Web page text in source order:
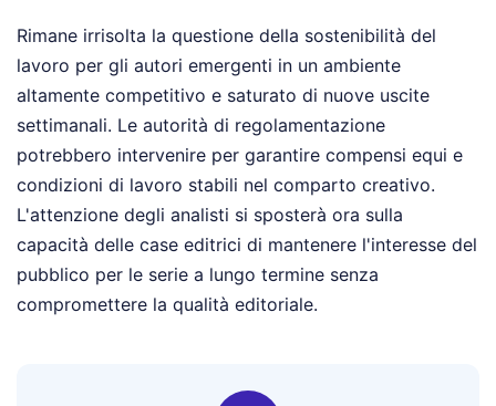
Rimane irrisolta la questione della sostenibilità del
lavoro per gli autori emergenti in un ambiente
altamente competitivo e saturato di nuove uscite
settimanali. Le autorità di regolamentazione
potrebbero intervenire per garantire compensi equi e
condizioni di lavoro stabili nel comparto creativo.
L'attenzione degli analisti si sposterà ora sulla
capacità delle case editrici di mantenere l'interesse del
pubblico per le serie a lungo termine senza
compromettere la qualità editoriale.